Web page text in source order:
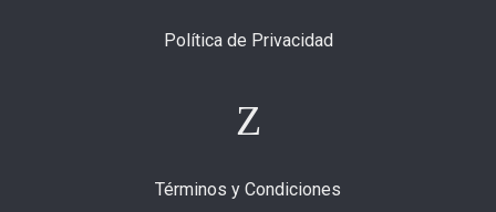
Política de Privacidad
Términos y Condiciones